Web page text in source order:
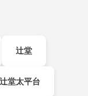
辻堂
辻堂太平台